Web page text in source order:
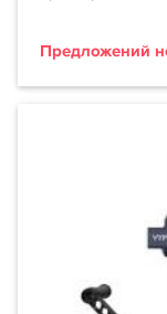
Предложений